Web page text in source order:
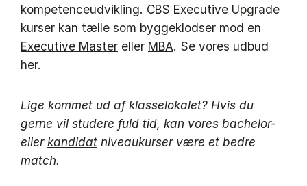
kompetenceudvikling. CBS Executive Upgrade
kurser kan tælle som byggeklodser mod en
Executive Master eller MBA. Se vores udbud
her.
Lige kommet ud af klasselokalet? Hvis du
gerne vil studere fuld tid, kan vores bachelor‑
ellerkandidat niveaukurser være et bedre
match.